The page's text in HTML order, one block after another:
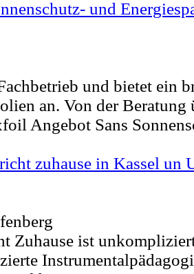
und
und bietet ein
an. Von der Beratung
Angebot Sans
zuhause in Kassel un
Zuhause ist